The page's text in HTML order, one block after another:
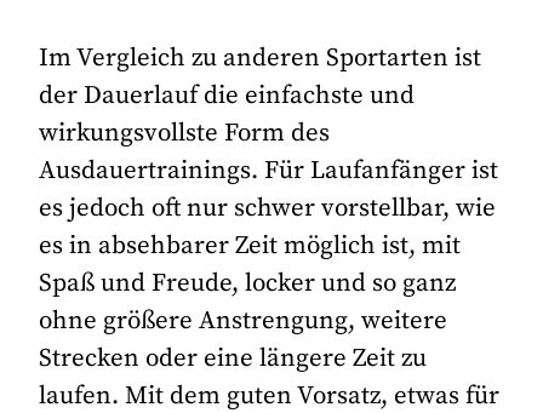
Im Vergleich zu anderen Sportarten ist
der Dauerlauf die einfachste und
wirkungsvollste Form des
Ausdauertrainings. Für Laufanfänger ist
es jedoch oft nur schwer vorstellbar, wie
es in absehbarer Zeit möglich ist, mit
Spaß und Freude, locker und so ganz
ohne größere Anstrengung, weitere
Strecken oder eine längere Zeit zu
laufen. Mit dem guten Vorsatz, etwas für